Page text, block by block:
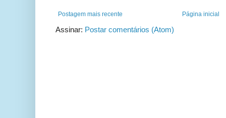
Postagem mais recente Página inicial
Assinar: Postar comentários (Atom)